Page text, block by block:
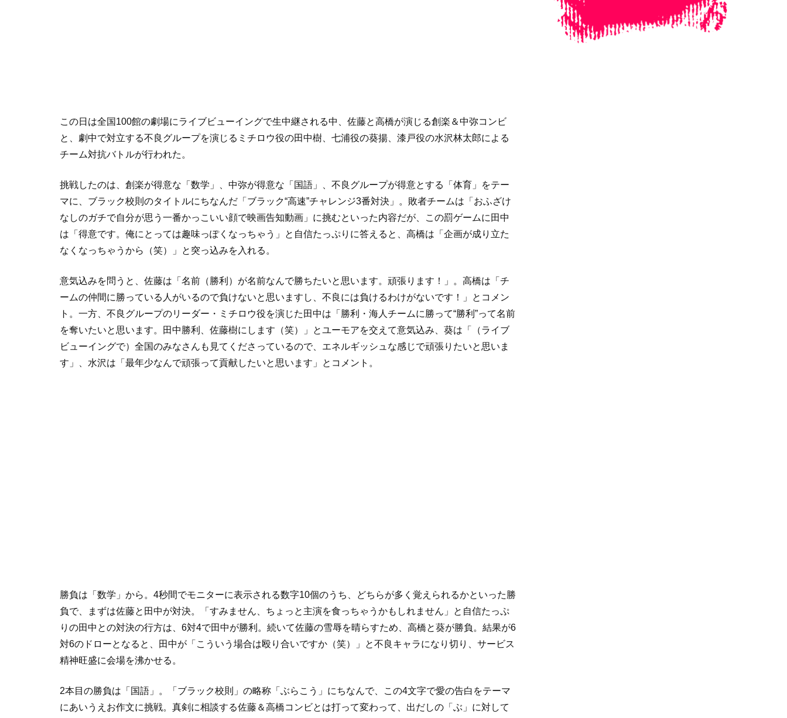
この日は全国100館の劇場にライブビューイングで生中継される中、佐藤と高橋が演じる創楽＆中弥コンビ
と、劇中で対立する不良グループを演じるミチロウ役の田中樹、七浦役の葵揚、漆戸役の水沢林太郎による
チーム対抗バトルが行われた。
挑戦したのは、創楽が得意な「数学」、中弥が得意な「国語」、不良グループが得意とする「体育」をテー
マに、ブラック校則のタイトルにちなんだ「ブラック“高速”チャレンジ3番対決」。敗者チームは「おふざけ
なしのガチで自分が思う一番かっこいい顔で映画告知動画」に挑むといった内容だが、この罰ゲームに田中
は「得意です。俺にとっては趣味っぽくなっちゃう」と自信たっぷりに答えると、高橋は「企画が成り立た
なくなっちゃうから（笑）」と突っ込みを入れる。
意気込みを問うと、佐藤は「名前（勝利）が名前なんで勝ちたいと思います。頑張ります！」。高橋は「チ
ームの仲間に勝っている人がいるので負けないと思いますし、不良には負けるわけがないです！」とコメン
ト。一方、不良グループのリーダー・ミチロウ役を演じた田中は「勝利・海人チームに勝って“勝利”って名前
を奪いたいと思います。田中勝利、佐藤樹にします（笑）」とユーモアを交えて意気込み、葵は「（ライブ
ビューイングで）全国のみなさんも見てくださっているので、エネルギッシュな感じで頑張りたいと思いま
す」、水沢は「最年少なんで頑張って貢献したいと思います」とコメント。
勝負は「数学」から。4秒間でモニターに表示される数字10個のうち、どちらが多く覚えられるかといった勝
負で、まずは佐藤と田中が対決。「すみません、ちょっと主演を食っちゃうかもしれません」と自信たっぷ
りの田中との対決の行方は、6対4で田中が勝利。続いて佐藤の雪辱を晴らすため、高橋と葵が勝負。結果が6
対6のドローとなると、田中が「こういう場合は殴り合いですか（笑）」と不良キャラになり切り、サービス
精神旺盛に会場を沸かせる。
2本目の勝負は「国語」。「ブラック校則」の略称「ぶらこう」にちなんで、この4文字で愛の告白をテーマ
にあいうえお作文に挑戦。真剣に相談する佐藤＆高橋コンビとは打って変わって、出だしの「ぶ」に対して